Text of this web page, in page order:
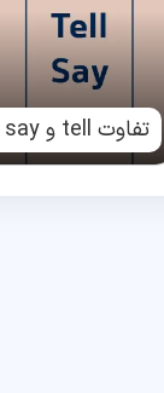
تفاوت tell و say چیست؟